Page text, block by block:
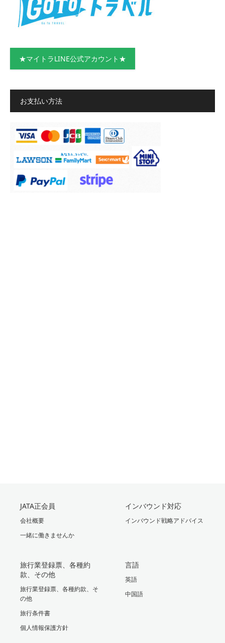
★マイトラLINE公式アカウント★
お支払い方法
JATA正会員
会社概要
一緒に働きませんか
インバウンド対応
インバウンド戦略アドバイス
旅行業登録票、各種約
款、その他
旅行業登録票、各種約款、そ
の他
旅行条件書
個人情報保護方針
言語
英語
中国語